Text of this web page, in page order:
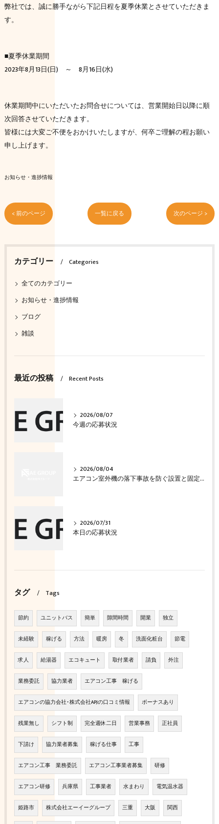
弊社では、誠に勝手ながら下記日程を夏季休業とさせていただきま
す。
■夏季休業期間
2023年8月13日(日) ～ 8月16日(水)
休業期間中にいただいたお問合せについては、営業開始日以降に順
次回答させていただきます。
皆様には大変ご不便をおかけいたしますが、何卒ご理解の程お願い
申し上げます。
お知らせ・進捗情報
< 前のページ 一覧に戻る 次のページ >
カテゴリー Categories
全てのカテゴリー
お知らせ・進捗情報
ブログ
雑談
最近の投稿 Recent Posts
2026/08/07
今週の応募状況
2026/08/04
エアコン室外機の落下事故を防ぐ設置と固定の確認方法
2026/07/31
本日の応募状況
タグ Tags
節約 ユニットバス 簡単 隙間時間 開業 独立
未経験 稼げる 方法 暖房 冬 洗面化粧台 節電
求人 給湯器 エコキュート 取付業者 請負 外注
業務委託 協力業者 エアコン工事 稼げる
エアコンの協力会社･株式会社APJの口コミ情報 ボーナスあり
残業無し シフト制 完全週休二日 営業事務 正社員
下請け 協力業者募集 稼げる仕事 工事
エアコン工事 業務委託 エアコン工事業者募集 研修
エアコン研修 兵庫県 工事業者 水まわり 電気温水器
姫路市 株式会社エーイーグループ 三重 大阪 関西